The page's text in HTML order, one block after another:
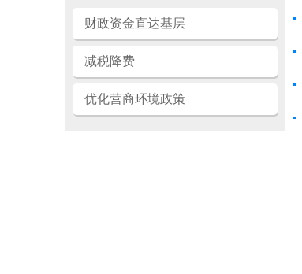
财政资金直达基层
减税降费
优化营商环境政策